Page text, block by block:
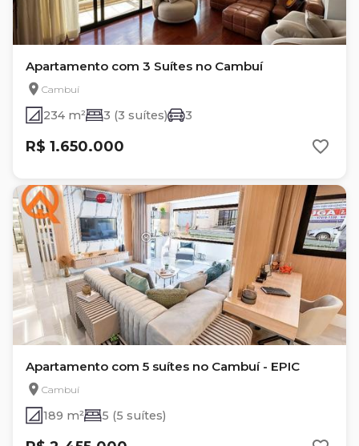
Apartamento com 3 Suítes no Cambuí
Cambuí
234 m² 3 (3 suítes) 3
R$ 1.650.000
Apartamento com 5 suítes no Cambuí - EPIC
Cambuí
189 m² 5 (5 suítes)